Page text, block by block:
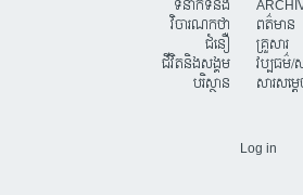
ទំនាក់ទំនង
វិចារណកថា
ជំនឿ
ជីវិតនិងសង្គម
បរិស្ថាន
ពត៌មាន
គ្រួសារ
វប្បធម៌/
សារសម្ត
Log in